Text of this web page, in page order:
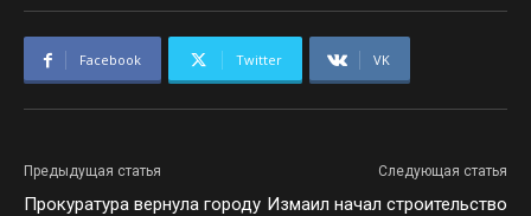
Facebook Twitter VK
Предыдущая статья
Прокуратура вернула городу
Следующая статья
Измаил начал строительство